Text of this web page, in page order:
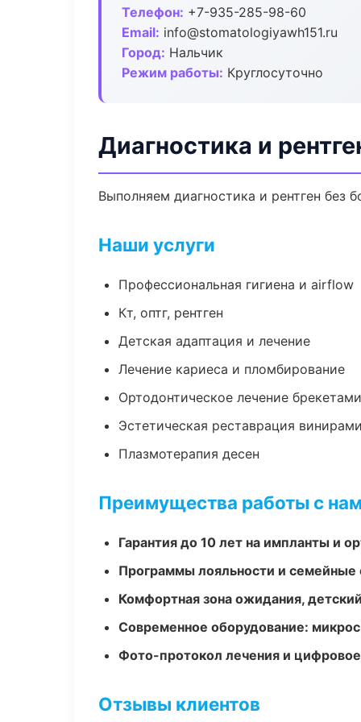
Телефон: +7-935-285-98-60
Email: info@stomatologiyawh151.ru
Город: Нальчик
Режим работы: Круглосуточно
Диагностика и
Выполняем диагностика и рентген без
Наши услуги
Профессиональная гигиена и airflow
Кт, оптг, рентген
Детская адаптация и лечение
Лечение кариеса и пломбирование
Ортодонтическое лечение
Эстетическая реставрация
Плазмотерапия десен
Преимущества работы с
Гарантия до 10 лет на импланты и
Программы лояльности и семейные
Комфортная зона ожидания,
Современное оборудование:
Фото-протокол лечения и
Отзывы клиентов